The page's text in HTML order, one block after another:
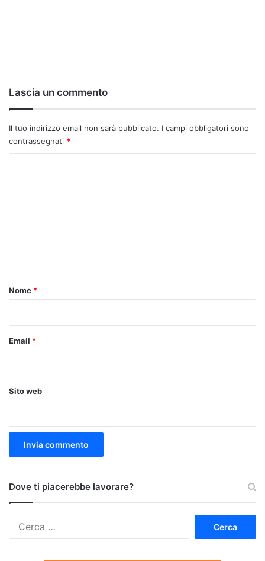
Lascia un commento
Il tuo indirizzo email non sarà pubblicato. I campi obbligatori sono
contrassegnati *
o
Nome *
Email *
Sito web
Dove ti piacerebbe lavorare?